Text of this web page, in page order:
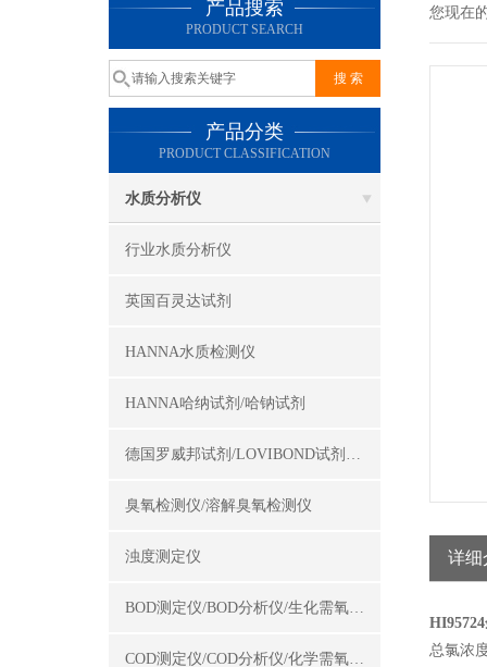
产品搜索
PRODUCT SEARCH
产品分类
PRODUCT CLASSIFICATION
水质分析仪
行业水质分析仪
英国百灵达试剂
HANNA水质检测仪
HANNA哈纳试剂/哈钠试剂
德国罗威邦试剂/LOVIBOND试剂/罗威邦试剂
臭氧检测仪/溶解臭氧检测仪
浊度测定仪
BOD测定仪/BOD分析仪/生化需氧量测定仪
COD测定仪/COD分析仪/化学需氧量测定仪
您现在
详细
总氯浓